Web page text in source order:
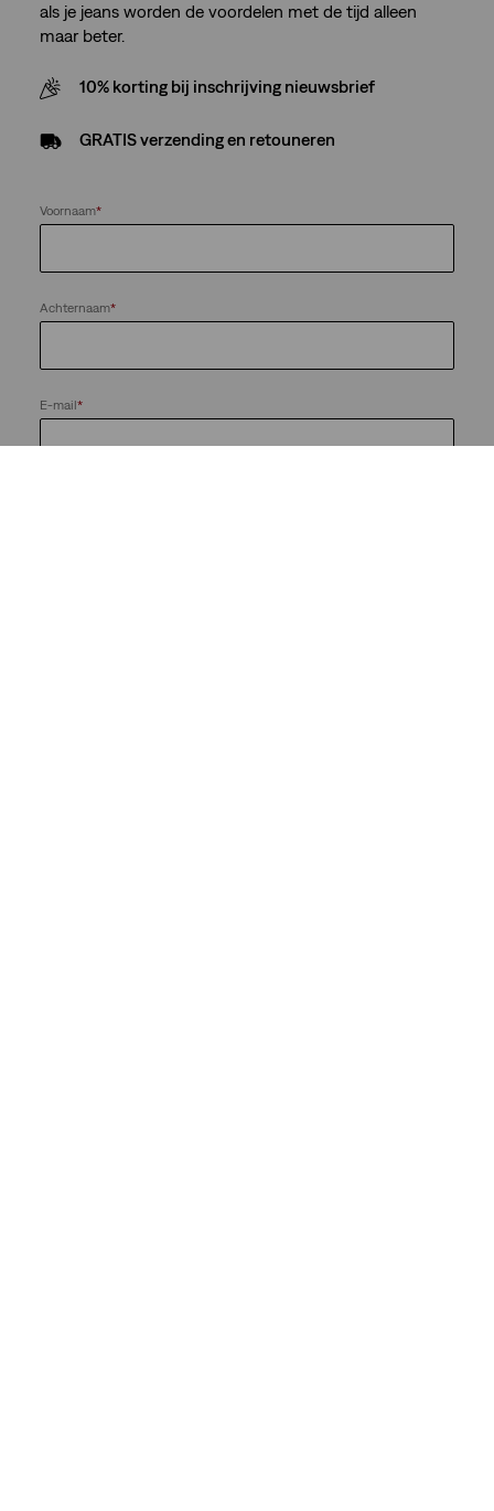
als je jeans worden de voordelen met de tijd alleen
maar beter.
10% korting bij inschrijving nieuwsbrief
GRATIS verzending en retouneren
Voornaam*
Achternaam*
E-mail*